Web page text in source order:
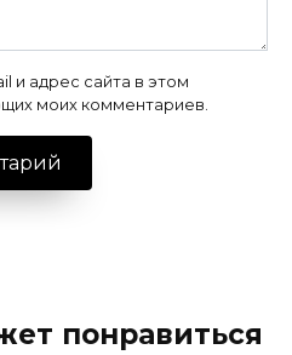
и адрес сайта в этом
моих комментариев.
понравиться